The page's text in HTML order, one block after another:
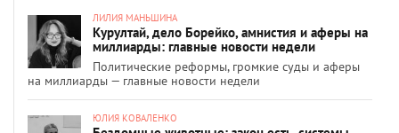
ЛИЛИЯ МАНЬШИНА
Курултай, дело Борейко, амнистия и аферы на
миллиарды: главные новости недели
Политические реформы, громкие суды и аферы
на миллиарды — главные новости недели
ЮЛИЯ КОВАЛЕНКО